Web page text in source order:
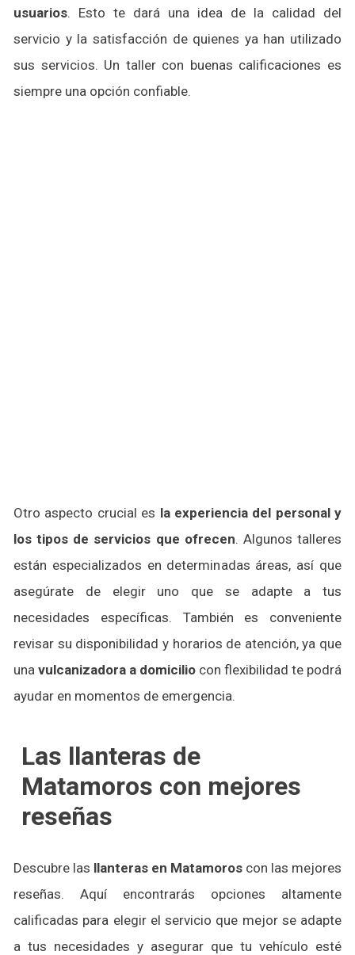
usuarios. Esto te dará una idea de la calidad del
servicio y la satisfacción de quienes ya han utilizado
sus servicios. Un taller con buenas calificaciones es
siempre una opción confiable.
Otro aspecto crucial es la experiencia del personal y
los tipos de servicios que ofrecen. Algunos talleres
están especializados en determinadas áreas, así que
asegúrate de elegir uno que se adapte a tus
necesidades específicas. También es conveniente
revisar su disponibilidad y horarios de atención, ya que
una vulcanizadora a domicilio con flexibilidad te podrá
ayudar en momentos de emergencia.
Las llanteras de
Matamoros con mejores
reseñas
Descubre las llanteras en Matamoros con las mejores
reseñas. Aquí encontrarás opciones altamente
calificadas para elegir el servicio que mejor se adapte
a tus necesidades y asegurar que tu vehículo esté